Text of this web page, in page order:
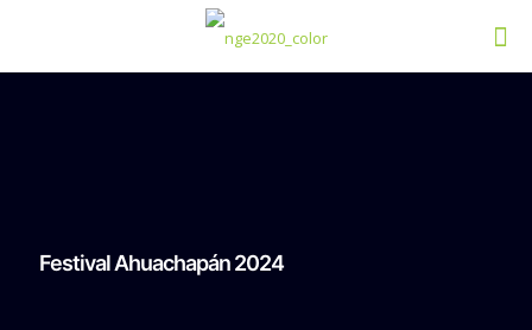
Festival Ahuachapán 2024